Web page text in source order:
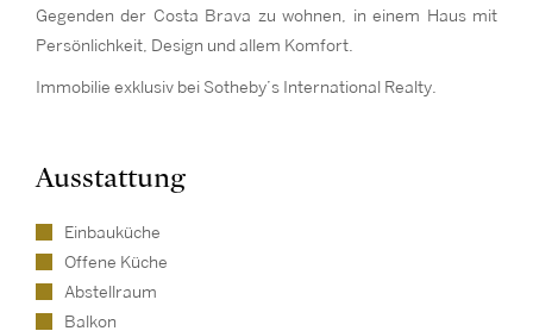
Gegenden der Costa Brava zu wohnen, in einem Haus mit
Persönlichkeit, Design und allem Komfort.
Immobilie exklusiv bei Sotheby’s International Realty.
Ausstattung
Einbauküche
Offene Küche
Abstellraum
Balkon